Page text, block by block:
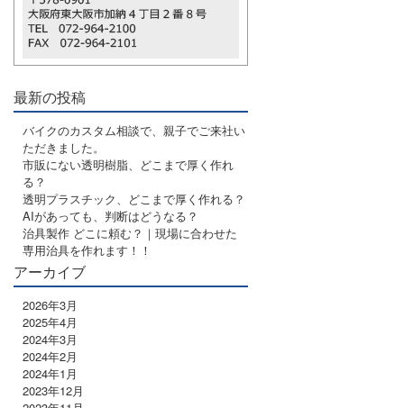
最新の投稿
バイクのカスタム相談で、親子でご来社い
ただきました。
市販にない透明樹脂、どこまで厚く作れ
る？
透明プラスチック、どこまで厚く作れる？
AIがあっても、判断はどうなる？
治具製作 どこに頼む？｜現場に合わせた
専用治具を作れます！！
アーカイブ
2026年3月
2025年4月
2024年3月
2024年2月
2024年1月
2023年12月